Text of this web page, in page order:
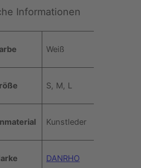
Informationen
Weiß
S, M, L
Kunstleder
DANRHO